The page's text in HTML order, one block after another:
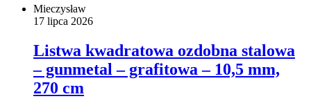
Mieczysław
17 lipca 2026
Listwa kwadratowa ozdobna stalowa
– gunmetal – grafitowa – 10,5 mm,
270 cm